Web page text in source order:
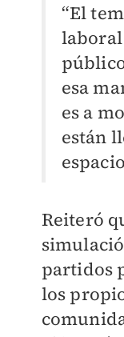
“El
laboral
esa
es a
están
Reiteró
partidos
los